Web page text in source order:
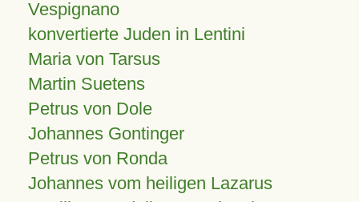
Vespignano
konvertierte Juden in Lentini
Maria von Tarsus
Martin Suetens
Petrus von Dole
Johannes Gontinger
Petrus von Ronda
Johannes vom heiligen Lazarus